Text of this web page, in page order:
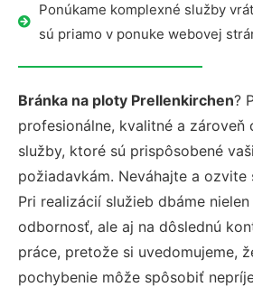
Ponúkame komplexné služby
sú priamo v ponuke webovej
Bránka na ploty Prellenkirchen?
profesionálne, kvalitné a zároveň
služby, ktoré sú prispôsobené
požiadavkám. Neváhajte a ozvite
Pri realizácií služieb dbáme
odbornosť, ale aj na dôslednú
práce, pretože si uvedomujeme,
pochybenie môže spôsobiť